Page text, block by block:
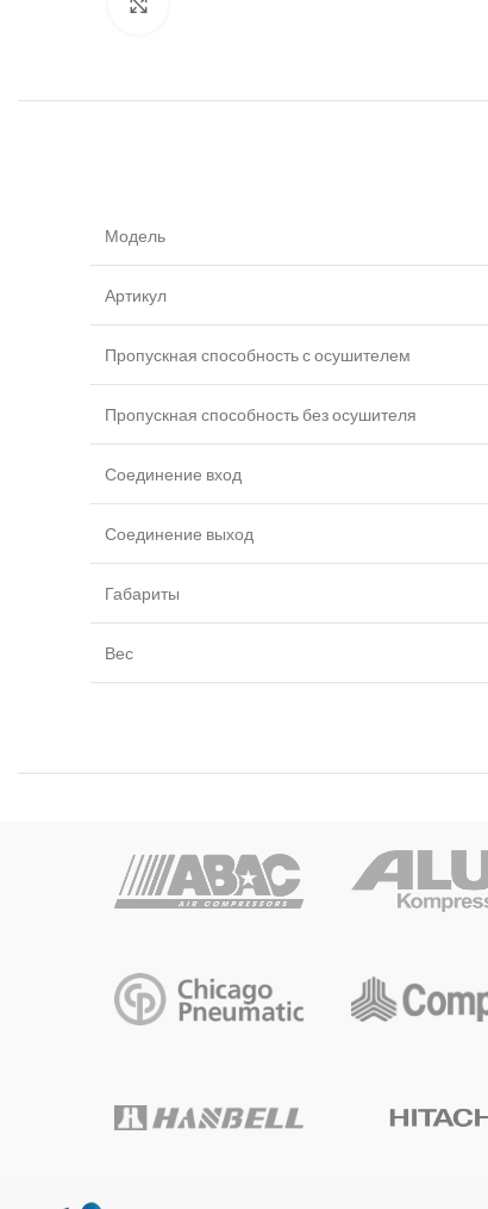
Модель
Артикул
Пропускная способность с осушителем
Пропускная способность без осушителя
Соединение вход
Соединение выход
Габариты
Вес